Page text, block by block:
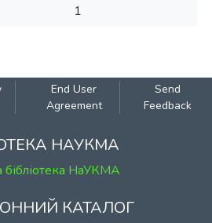
1
End User
Agreement
Send
Feedback
НАУКМА
бібліотека НаУКМА
КАТАЛОГ